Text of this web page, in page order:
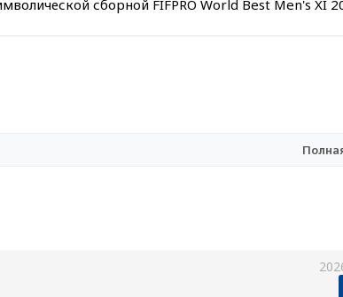
сборной FIFPRO World Best Men's XI